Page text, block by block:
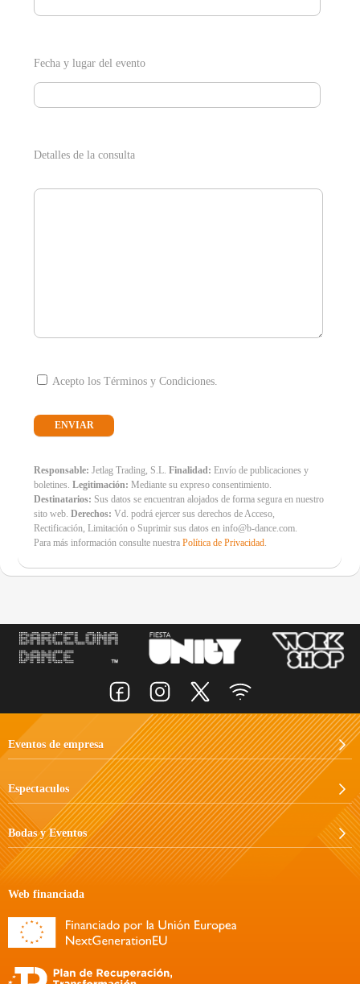
Fecha y lugar del evento
Detalles de la consulta
Acepto los Términos y Condiciones.
Responsable: Jetlag Trading, S.L.Finalidad: Envío de publicaciones y
boletines.Legitimación: Mediante su expreso consentimiento.
Destinatarios: Sus datos se encuentran alojados de forma segura en nuestro
sito web.Derechos: Vd. podrá ejercer sus derechos de Acceso,
Rectificación, Limitación o Suprimir sus datos en info@b-dance.com.
Para más información consulte nuestraPolítica de Privacidad
Web financiada
Eventos de empresa
Espectaculos
Bodas y Eventos